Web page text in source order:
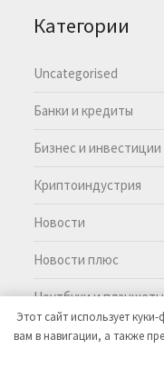
Категории
Uncategorised
Банки и кредиты
Бизнес и инвестиции
Криптоиндустрия
Новости
Новости плюс
Ноутбуки и планшеты
Этот сайт использует
вам в навигации, а также